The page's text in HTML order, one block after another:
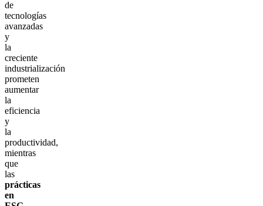
de
tecnologías
avanzadas
y
la
creciente
industrialización
prometen
aumentar
la
eficiencia
y
la
productividad,
mientras
que
las
prácticas
en